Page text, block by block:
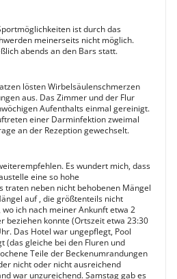
ist durch das
meinerseits nicht möglich.
abends an den Bars statt.
lösten Wirbelsäulenschmerzen
aus. Das Zimmer und der Flur
Aufenthalts einmal gereinigt.
einer Darminfektion zweimal
an der Rezeption gewechselt.
Es wundert mich, dass
eine so hohe
traten neben nicht behobenen Mängel
auf , die größtenteils nicht
ich nach meiner Ankunft etwa 2
beziehen konnte (Ortszeit etwa 23:30
Das Hotel war ungepflegt, Pool
(das gleiche bei den Fluren und
Teile der Beckenumrandungen
nicht oder nicht ausreichend
war unzureichend. Samstag gab es